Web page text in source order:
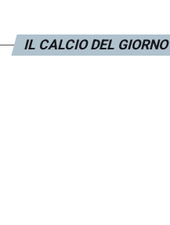
IL CALCIO DEL GIORNO